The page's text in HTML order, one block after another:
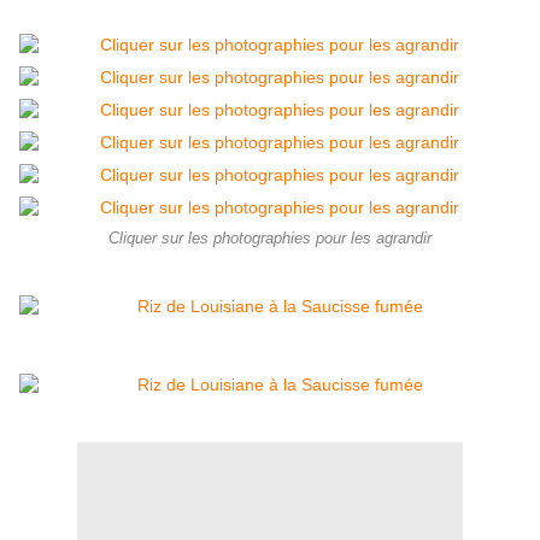
Cliquer sur les photographies pour les agrandir